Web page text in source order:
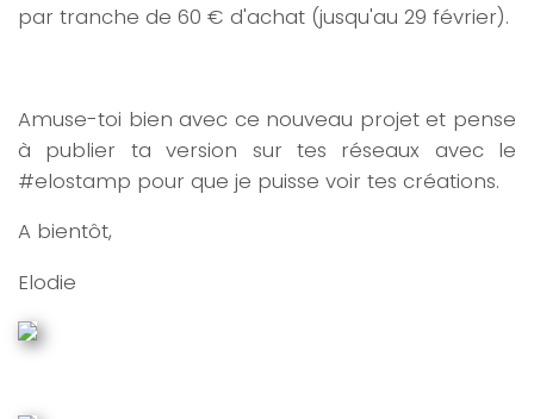
par tranche de 60 € d'achat (jusqu'au 29 février).
Amuse-toi bien avec ce nouveau projet et pense
à publier ta version sur tes réseaux avec le
#elostamp pour que je puisse voir tes créations.
A bientôt,
Elodie